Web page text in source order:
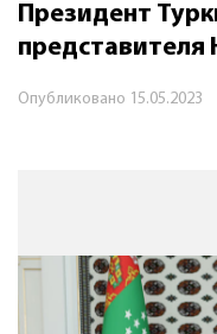
Президент
Опубликовано 15.05.2023